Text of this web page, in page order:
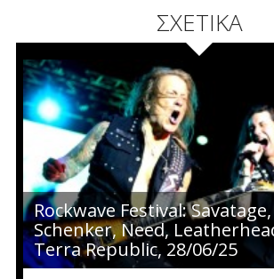
ΣΧΕΤΙΚΑ
Rockwave Festival:
Schenker, Need,
Terra Republic, 28/06/25